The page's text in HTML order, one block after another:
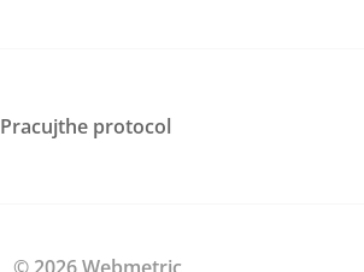
Pracujthe protocol